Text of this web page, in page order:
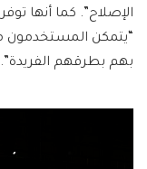
الإصلاح”. كما أنها
“يتمكن المستخدمون
بهم بطرقهم الفريدة”.